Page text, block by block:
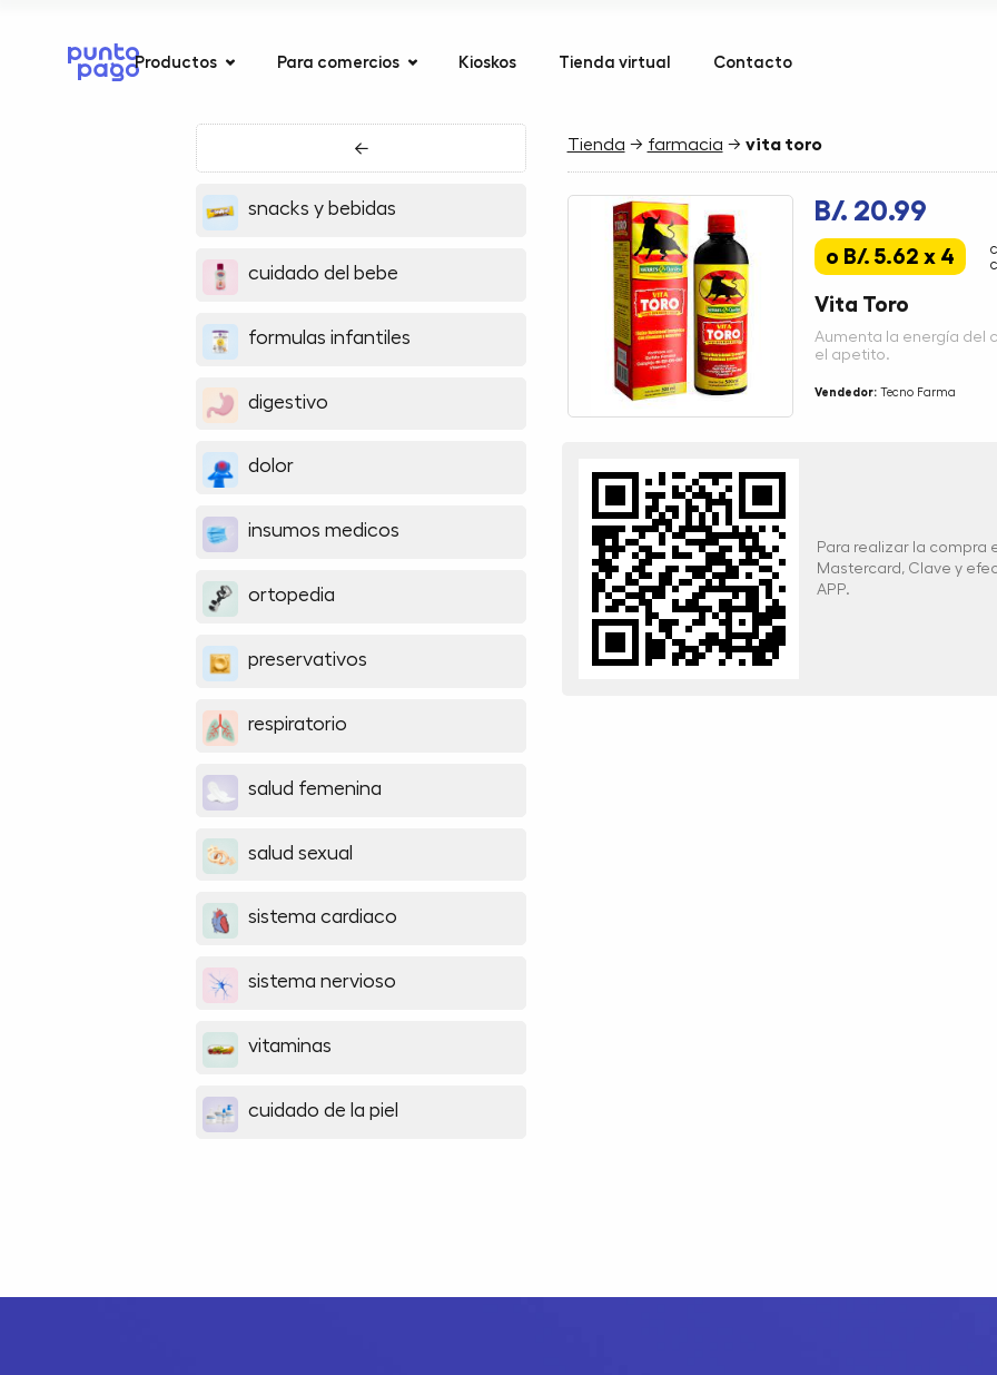
Productos Para comercios Kioskos Tienda virtual Contacto
←
snacks y bebidas
cuidado del bebe
formulas infantiles
digestivo
dolor
insumos medicos
ortopedia
preservativos
respiratorio
salud femenina
salud sexual
sistema cardiaco
sistema nervioso
vitaminas
cuidado de la piel
Tienda → farmacia → vita toro
B/. 20.99
o B/. 5.62 x 4
Vita Toro
Aumenta la energía del
el apetito.
Vendedor:Tecno Farma
Para realizar la compra
Mastercard, Clave y
APP.